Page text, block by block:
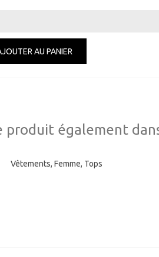
AU PANIER
produit également
Vêtements, Femme, Tops